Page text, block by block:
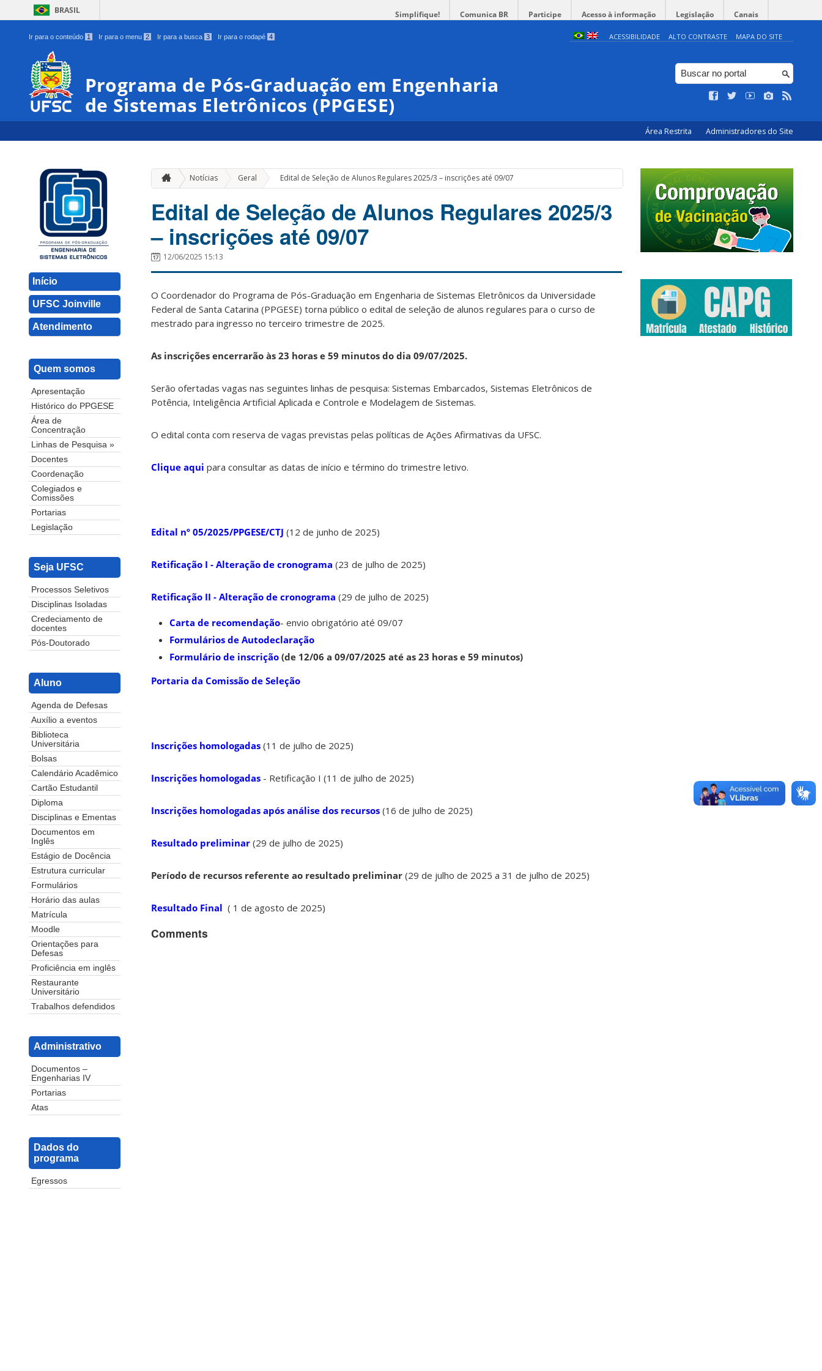
BRASIL Simplifique! Comunica BR Participe Acesso à informação Legislação Canais
Ir para o conteúdo 1 Ir para o menu 2 Ir para a busca 3 Ir para o rodapé 4 ACESSIBILIDADE ALTO CONTRASTE MAPA DO SITE
Programa de Pós-Graduação em Engenharia
de Sistemas Eletrônicos (PPGESE)
Área Restrita Administradores do Site
Início
UFSC Joinville
Atendimento
Quem somos
Apresentação
Histórico do PPGESE
Área de
Concentração
Linhas de Pesquisa »
Docentes
Coordenação
Colegiados e
Comissões
Portarias
Legislação
Seja UFSC
Processos Seletivos
Disciplinas Isoladas
Credeciamento de
docentes
Pós-Doutorado
Aluno
Agenda de Defesas
Auxílio a eventos
Biblioteca
Universitária
Bolsas
Calendário Acadêmico
Cartão Estudantil
Diploma
Disciplinas e Ementas
Documentos em
Inglês
Estágio de Docência
Estrutura curricular
Formulários
Horário das aulas
Matrícula
Moodle
Orientações para
Defesas
Proficiência em inglês
Restaurante
Universitário
Trabalhos defendidos
Administrativo
Documentos –
Engenharias IV
Portarias
Atas
Dados do
programa
Egressos
Notícias Geral » Edital de Seleção de Alunos Regulares 2025/3 – inscrições até 09/07
Edital de Seleção de Alunos Regulares 2025/3
– inscrições até 09/07
12/06/2025 15:13
O Coordenador do Programa de Pós-Graduação em Engenharia de Sistemas Eletrônicos da Universidade
Federal de Santa Catarina (PPGESE) torna público o edital de seleção de alunos regulares para o curso de
mestrado para ingresso no terceiro trimestre de 2025.
As inscrições encerrarão às 23 horas e 59 minutos do dia 09/07/2025.
Serão ofertadas vagas nas seguintes linhas de pesquisa: Sistemas Embarcados, Sistemas Eletrônicos de
Potência, Inteligência Artificial Aplicada e Controle e Modelagem de Sistemas.
O edital conta com reserva de vagas previstas pelas políticas de Ações Afirmativas da UFSC.
Clique aqui para consultar as datas de início e término do trimestre letivo.
Edital nº 05/2025/PPGESE/CTJ (12 de junho de 2025)
Retificação I - Alteração de cronograma (23 de julho de 2025)
Retificação II - Alteração de cronograma (29 de julho de 2025)
Carta de recomendação- envio obrigatório até 09/07
Formulários de Autodeclaração
Formulário de inscrição (de 12/06 a 09/07/2025 até as 23 horas e 59 minutos)
Portaria da Comissão de Seleção
Inscrições homologadas (11 de julho de 2025)
Inscrições homologadas - Retificação I (11 de julho de 2025)
Inscrições homologadas após análise dos recursos (16 de julho de 2025)
Resultado preliminar (29 de julho de 2025)
Período de recursos referente ao resultado preliminar (29 de julho de 2025 a 31 de julho de 2025)
Resultado Final ( 1 de agosto de 2025)
Comments